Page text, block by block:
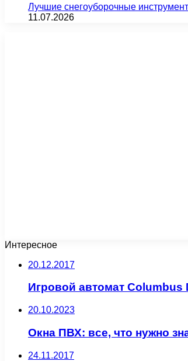
Лучшие снегоуборочные
11.07.2026
Интересное
20.12.2017
Игровой автомат Columbus
20.10.2023
Окна ПВХ: все, что нужно
24.11.2017